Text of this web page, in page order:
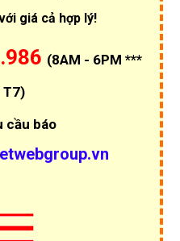
giá cả hợp lý!
(8AM - 6PM ***
T7)
cầu báo